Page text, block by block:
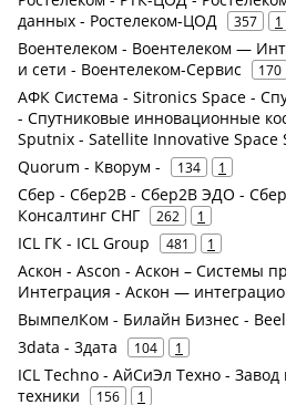
данных - Ростелеком-ЦОД
357 1
Воентелеком - Воентелеком —
и сети - Воентелеком-Сервис
170
АФК Система - Sitronics Space -
- Спутниковые инновационные
Sputnix - Satellite Innovative Space
Quorum - Кворум - 134 1
Сбер - Сбер2В - Cбер2B ЭДО -
Консалтинг СНГ
262 1
ICL ГК - ICL Group 481 1
Аскон - Ascon - Аскон – Системы
Интеграция - Аскон —
ВымпелКом - Билайн Бизнес -
3data - 3дата 104 1
ICL Techno - АйСиЭл Техно -
техники
156 1